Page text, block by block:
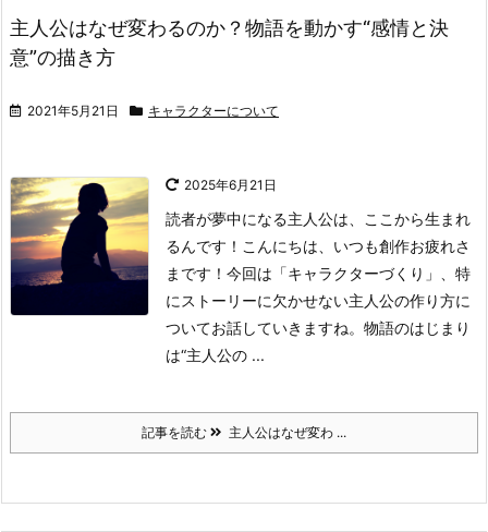
主人公はなぜ変わるのか？物語を動かす“感情と決
意”の描き方
2021年5月21日 キャラクターについて
2025年6月21日
読者が夢中になる主人公は、ここから生まれ
るんです！ こんにちは、いつも創作お疲れさ
まです！ 今回は「キャラクターづくり」、特
にストーリーに欠かせない主人公の作り方に
ついてお話していきますね。 物語のはじまり
は“主人公の ...
記事を読む 主人公はなぜ変わ ...